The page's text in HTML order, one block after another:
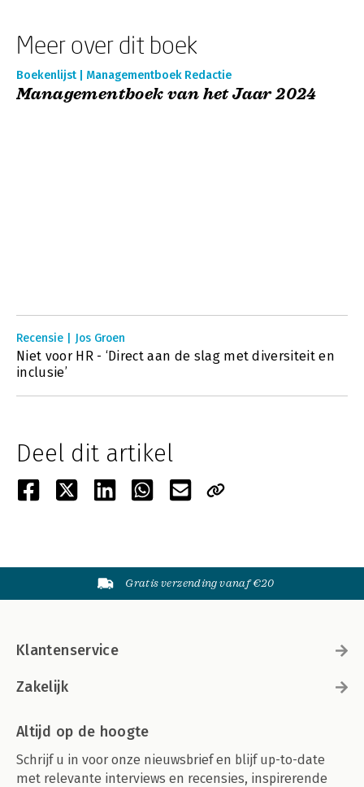
Meer over dit boek
Boekenlijst | Managementboek Redactie
Managementboek van het Jaar 2024
Recensie | Jos Groen
Niet voor HR - ‘Direct aan de slag met diversiteit en
inclusie’
Deel dit artikel
Gratis verzending vanaf €20
Klantenservice
Zakelijk
Altijd op de hoogte
Schrijf u in voor onze nieuwsbrief en blijf up-to-date
met relevante interviews en recensies, inspirerende